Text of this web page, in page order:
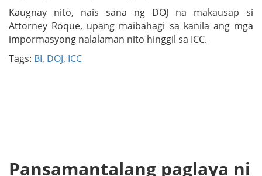
Kaugnay nito, nais sana ng DOJ na makausap si
Attorney Roque, upang maibahagi sa kanila ang mga
impormasyong nalalaman nito hinggil sa ICC.
Tags: BI, DOJ, ICC
Pansamantalang paglaya ni